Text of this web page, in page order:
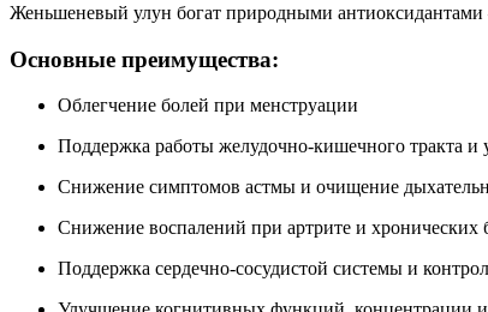
Женьшеневый улун богат природными антиоксидантами
Основные преимущества:
Облегчение болей при менструации
Поддержка работы желудочно-кишечного тракта
Снижение симптомов астмы и очищение
Снижение воспалений при артрите и хронических
Поддержка сердечно-сосудистой системы и